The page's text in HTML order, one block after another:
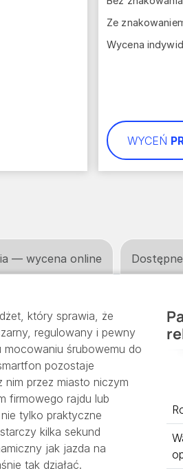
który sprawia, że
regulowany i pewny
mocowaniu śrubowemu do
pozostaje
przez miasto niczym
firmowego rajdu lub
tylko praktyczne
kilka sekund
jak jazda na
tak działać.
— wycena online
Ze
Wycena
WYCEŃ